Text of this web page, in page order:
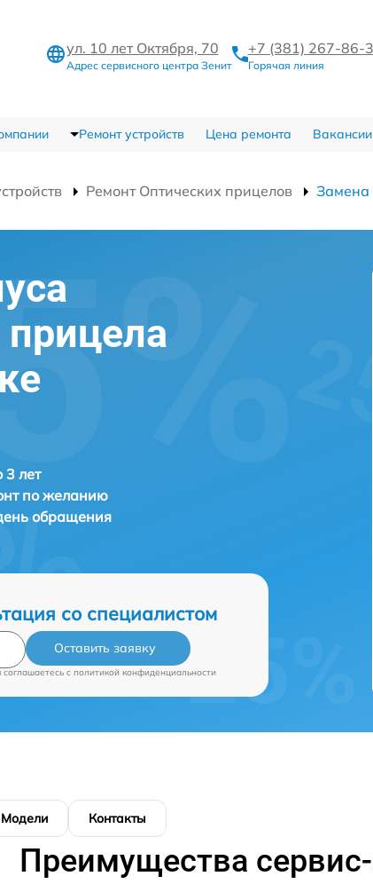
ул. 10 лет Октября, 70
Адрес сервисного центра Зенит
+7 (381) 267-86-
Горячая линия
Ремонт устройств Цена ремонта Вакансии
Ремонт Оптических прицелов Замена
прицела
3 лет
по желанию
обращения
со специалистом
Оставить заявку
c политикой конфиденциальности
Модели Контакты
Преимущества